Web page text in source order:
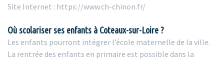
Site Internet : https://www.ch-chinon.fr/
Où scolariser ses enfants à Coteaux-sur-Loire ?
Les enfants pourront intégrer l’école maternelle de la ville.
La rentrée des enfants en primaire est possible dans la